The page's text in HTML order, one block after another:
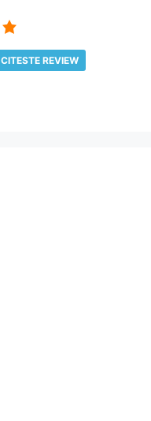
CITESTE REVIEW